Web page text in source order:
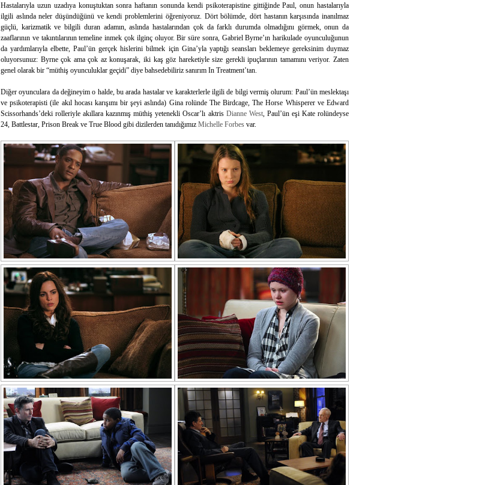
Hastalarıyla uzun uzadıya konuştuktan sonra haftanın sonunda kendi psikoterapistine gittiğinde Paul, onun hastalarıyla
ilgili aslında neler düşündüğünü ve kendi problemlerini öğreniyoruz. Dört bölümde, dört hastanın karşısında inanılmaz
güçlü, karizmatik ve bilgili duran adamın, aslında hastalarından çok da farklı durumda olmadığını görmek, onun da
zaaflarının ve takıntılarının temeline inmek çok ilginç oluyor. Bir süre sonra, Gabriel Byrne’ın harikulade oyunculuğunun
da yardımlarıyla elbette, Paul’ün gerçek hislerini bilmek için Gina’yla yaptığı seansları beklemeye gereksinim duymaz
oluyorsunuz: Byrne çok ama çok az konuşarak, iki kaş göz hareketiyle size gerekli ipuçlarının tamamını veriyor. Zaten
genel olarak bir “müthiş oyunculuklar geçidi” diye bahsedebiliriz sanırım In Treatment’tan.
Diğer oyunculara da değineyim o halde, bu arada hastalar ve karakterlerle ilgili de bilgi vermiş olurum: Paul’ün meslektaşı
ve psikoterapisti (ile akıl hocası karışımı bir şeyi aslında) Gina rolünde The Birdcage, The Horse Whisperer ve Edward
Scissorhands’deki rolleriyle akıllara kazınmış müthiş yetenekli Oscar’lı aktris Dianne West, Paul’ün eşi Kate rolündeyse
24, Battlestar, Prison Break ve True Blood gibi dizilerden tanıdığımız Michelle Forbes var.